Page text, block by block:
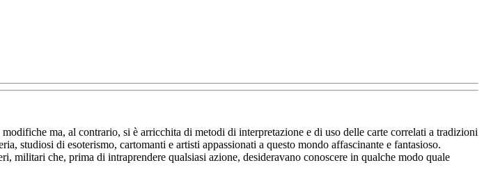
ma, al contrario, si è arricchita di metodi di interpretazione e di uso delle carte correlati a tradizioni
studiosi di esoterismo, cartomanti e artisti appassionati a questo mondo affascinante e fantasioso.
militari che, prima di intraprendere qualsiasi azione, desideravano conoscere in qualche modo quale